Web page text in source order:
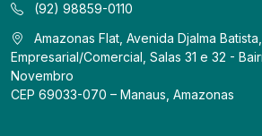
(92) 98859-0110
Amazonas Flat, Avenida Djalma
Empresarial/Comercial, Salas 31 e 32 -
Novembro
CEP 69033-070 – Manaus, Amazonas